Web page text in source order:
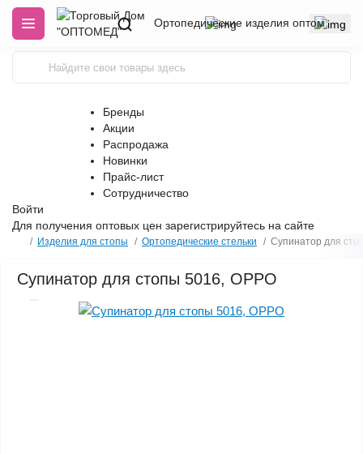
Ортопедические изделия оптом
Бренды
Акции
Распродажа
Новинки
Прайс-лист
Сотрудничество
Войти
Для получения оптовых цен зарегистрируйтесь на сайте
Изделия для стопы Ортопедические стельки Супинатор для
Супинатор для стопы 5016, OPPO